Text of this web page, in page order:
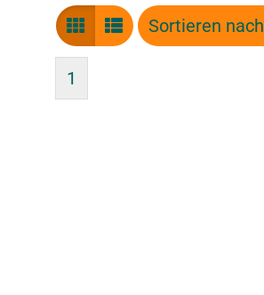
Sortieren nach
Sortieren nach
1